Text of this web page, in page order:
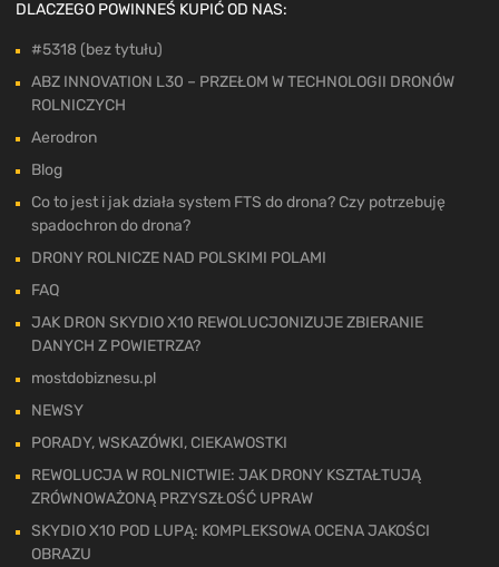
DLACZEGO POWINNEŚ KUPIĆ OD NAS:
#5318 (bez tytułu)
ABZ INNOVATION L30 – PRZEŁOM W TECHNOLOGII DRONÓW
ROLNICZYCH
Aerodron
Blog
Co to jest i jak działa system FTS do drona? Czy potrzebuję
spadochron do drona?
DRONY ROLNICZE NAD POLSKIMI POLAMI
FAQ
JAK DRON SKYDIO X10 REWOLUCJONIZUJE ZBIERANIE
DANYCH Z POWIETRZA?
mostdobiznesu.pl
NEWSY
PORADY, WSKAZÓWKI, CIEKAWOSTKI
REWOLUCJA W ROLNICTWIE: JAK DRONY KSZTAŁTUJĄ
ZRÓWNOWAŻONĄ PRZYSZŁOŚĆ UPRAW
SKYDIO X10 POD LUPĄ: KOMPLEKSOWA OCENA JAKOŚCI
OBRAZU